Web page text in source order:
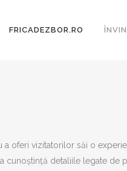
FRICADEZBOR.RO
oferi vizitatorilor săi o
cunoștință detaliile legate de